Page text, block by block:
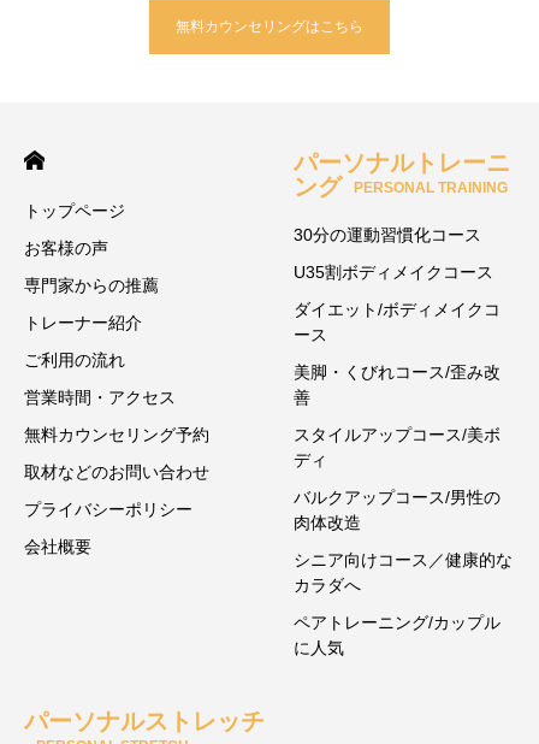
無料カウンセリングはこちら
トップページ
お客様の声
専門家からの推薦
トレーナー紹介
ご利用の流れ
営業時間・アクセス
無料カウンセリング予約
取材などのお問い合わせ
プライバシーポリシー
会社概要
パーソナルトレーニ
ング
PERSONAL TRAINING
30分の運動習慣化コース
U35割ボディメイクコース
ダイエット/ボディメイクコ
ース
美脚・くびれコース/歪み改
善
スタイルアップコース/美ボ
ディ
バルクアップコース/男性の
肉体改造
シニア向けコース／健康的な
カラダへ
ペアトレーニング/カップル
に人気
パーソナルストレッチ